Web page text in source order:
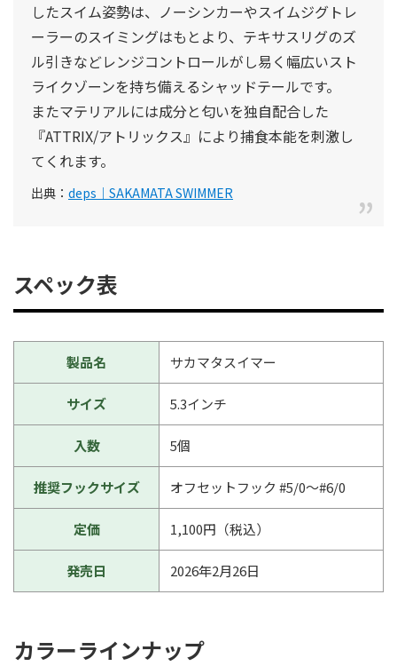
したスイム姿勢は、ノーシンカーやスイムジグトレ
ーラーのスイミングはもとより、テキサスリグのズ
ル引きなどレンジコントロールがし易く幅広いスト
ライクゾーンを持ち備えるシャッドテールです。
またマテリアルには成分と匂いを独自配合した
『ATTRIX/アトリックス』により捕食本能を刺激し
てくれます。
出典： deps｜SAKAMATA SWIMMER
スペック表
製品名 サカマタスイマー
サイズ 5.3インチ
入数 5個
推奨フックサイズ オフセットフック #5/0〜#6/0
定価 1,100円（税込）
発売日 2026年2月26日
カラーラインナップ